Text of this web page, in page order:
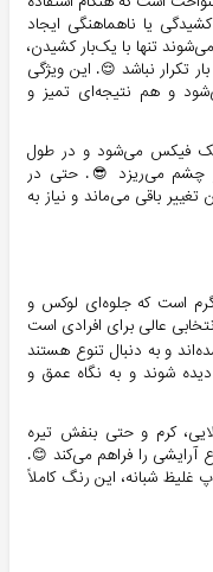
یا ناهماهنگی ایجاد
تنها با یک‌بار کشیدن،
تکرار نباشد 😌. این ویژگی
و هم نتیجه‌ای تمیز و
فیکس می‌شود و در طول
چشم می‌ریزد 😎. حتی در
باقی می‌ماند و نیاز به
گرم است که جلوه‌ای لوکس و
عالی برای افرادی است
و به دنبال تنوع هستند
شوند و به نگاه عمق و
کرم و حتی بنفش تیره
را فراهم می‌کند 😊.
غلیظ شبانه، این رنگ کاملاً